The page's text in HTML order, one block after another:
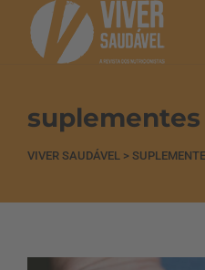
VIVER SAUDÁVEL >